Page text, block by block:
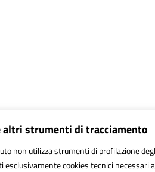
altri strumenti di tracciamento
non utilizza strumenti di profilazione
esclusivamente cookies tecnici necessari